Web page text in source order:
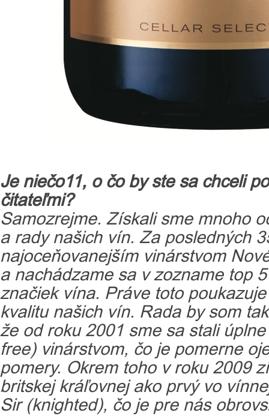
Je niečo11, o čo by ste sa chceli
čitateľmi?
Samozrejme. Získali sme mnoho
a rady našich vín. Za posledných
najoceňovanejším vinárstvom
a nachádzame sa v zozname top
značiek vína. Práve toto
kvalitu našich vín. Rada by som
že od roku 2001 sme sa stali úplne
free) vinárstvom, čo je pomerne
pomery. Okrem toho v roku 2009
britskej kráľovnej ako prvý vo
Sir (knighted), čo je pre nás